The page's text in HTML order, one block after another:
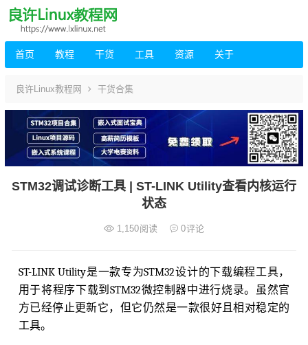
首页 教程 干货 工具 资源 关于
良许Linux教程网 干货合集
STM32调试诊断工具 | ST-LINK Utility查看内核运行
状态
1,150阅读 0评论
ST-LINK Utility是一款专为STM32设计的下载编程工具，
用于将程序下载到STM32微控制器中进行烧录。虽然官
方已经停止更新它，但它仍然是一款很好且相对稳定的
工具。